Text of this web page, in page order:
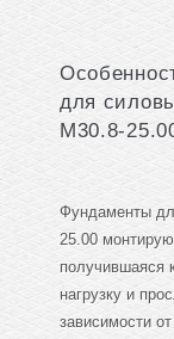
для
М30.8-
Фундаменты
25.00
получившаяся
нагрузку и
зависимости